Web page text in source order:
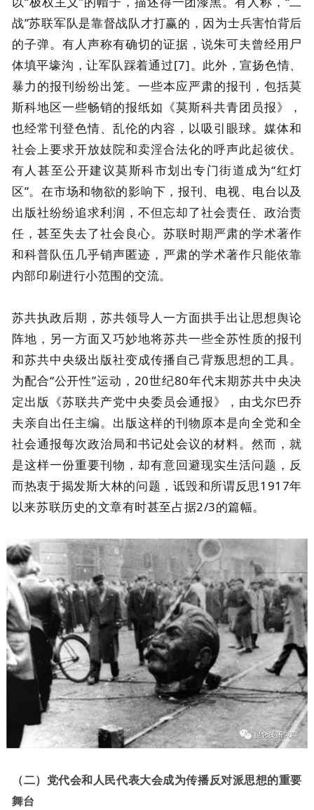
战”苏联军队是靠督战队才打赢的，因为士兵害怕背后
的子弹。有人声称有确切的证据，说朱可夫曾经用尸
体填平壕沟，让军队踩着通过[7]。此外，宣扬色情、
暴力的报刊纷纷出笼。一些本应严肃的报刊，包括莫
斯科地区一些畅销的报纸如《莫斯科共青团员报》，
也经常刊登色情、乱伦的内容，以吸引眼球。媒体和
社会上要求开放妓院和卖淫合法化的呼声此起彼伏。
有人甚至公开建议莫斯科市划出专门街道成为“红灯
区”。在市场和物欲的影响下，报刊、电视、电台以及
出版社纷纷追求利润，不但忘却了社会责任、政治责
任，甚至失去了社会良心。苏联时期严肃的学术著作
和科普队伍几乎销声匿迹，严肃的学术著作只能依靠
内部印刷进行小范围的交流。
苏共执政后期，苏共领导人一方面拱手出让思想舆论
阵地，另一方面又巧妙地将苏共一些全苏性质的报刊
和苏共中央级出版社变成传播自己背叛思想的工具。
为配合“公开性”运动，20世纪80年代末期苏共中央决
定出版《苏联共产党中央委员会通报》，由戈尔巴乔
夫亲自出任主编。出版这样的刊物原本是向全党和全
社会通报每次政治局和书记处会议的材料。然而，就
是这样一份重要刊物，却有意回避现实生活问题，反
而热衷于揭发斯大林的问题，诋毁和所谓反思1917年
以来苏联历史的文章有时甚至占据2/3的篇幅。
（二）党代会和人民代表大会成为传播反对派思想的重要
舞台